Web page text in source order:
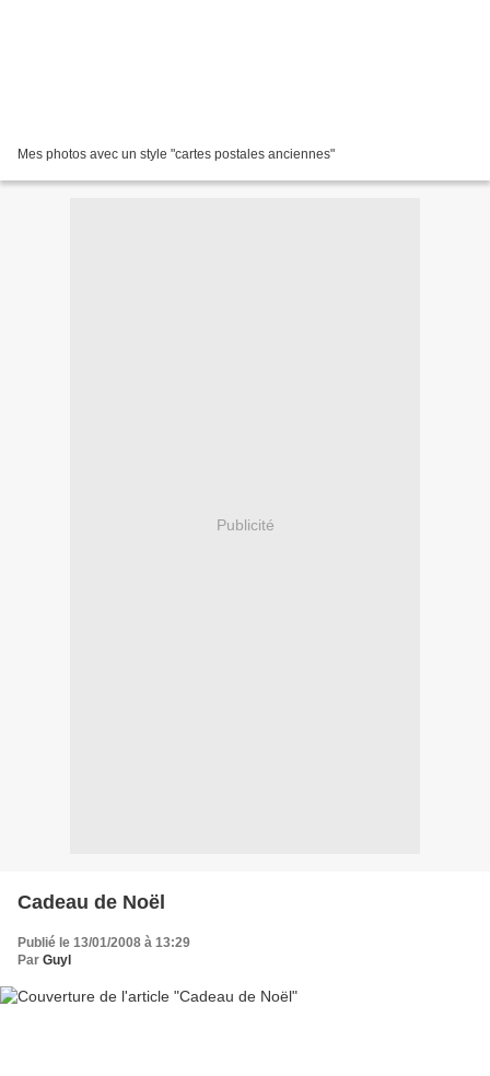
Mes photos avec un style "cartes postales anciennes"
Publicité
Cadeau de Noël
Publié le 13/01/2008 à 13:29
Par Guyl